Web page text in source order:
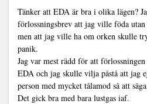
Tänker att EDA är bra i olika lägen?
förlossningsbrev att jag ville föda
men att jag ville ha om orken skulle
panik.
Jag var mest rädd för att
EDA och jag skulle vilja påstå att jag
person med mycket tålamod så att
Det gick bra med bara lustgas iaf.